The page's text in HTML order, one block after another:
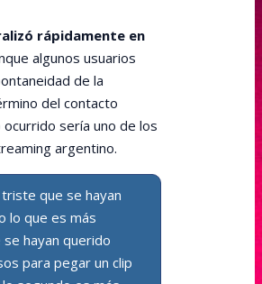
rápidamente en
algunos usuarios
de la
del contacto
sería uno de los
argentino.
que se hayan
lo que es más
hayan querido
para pegar un clip